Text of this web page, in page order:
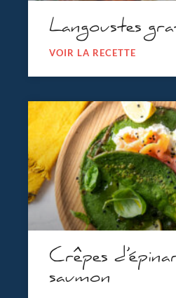
Langoustes
VOIR LA RECETTE
Crêpes
saumon